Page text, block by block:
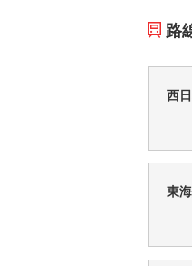
路
西
東